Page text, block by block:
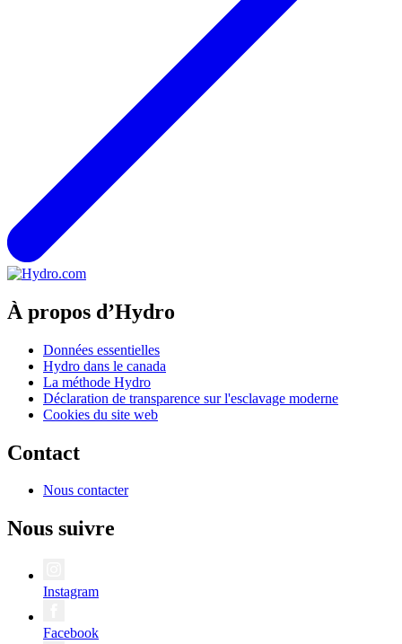
À propos d’Hydro
Données essentielles
Hydro dans le canada
La méthode Hydro
Déclaration de transparence sur l'esclavage moderne
Cookies du site web
Contact
Nous contacter
Nous suivre
Instagram
Facebook